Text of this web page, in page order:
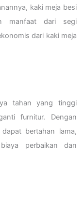
kaki meja besi
manfaat dari segi
dari kaki meja
tahan yang tinggi
furnitur. Dengan
bertahan lama,
perbaikan dan